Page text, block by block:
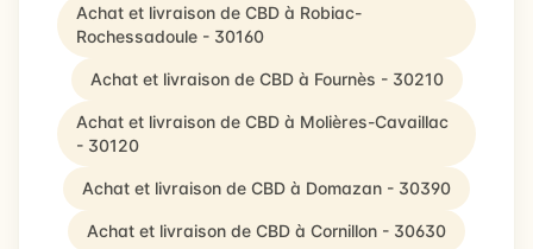
Achat et livraison de CBD à Robiac-
Rochessadoule - 30160
Achat et livraison de CBD à Fournès - 30210
Achat et livraison de CBD à Molières-Cavaillac
- 30120
Achat et livraison de CBD à Domazan - 30390
Achat et livraison de CBD à Cornillon - 30630